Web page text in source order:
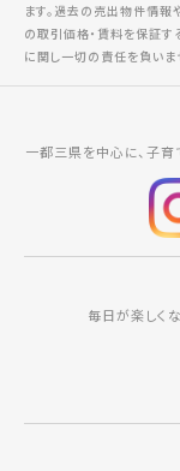
ます。過去の売出物件情
の取引価格・賃料を保証す
に関し一切の責任を負いま
一都三県を中心に、子育
毎日が楽しく